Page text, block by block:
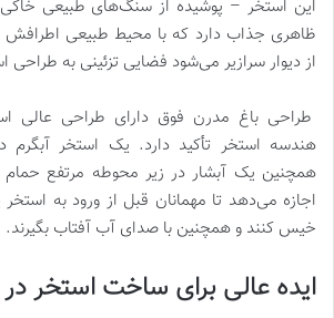
این استخر – پوشیده از سنگ‌های طبیعی
ظاهری جذاب دارد که با محیط طبیعی
از دیوار سرازیر می‌شود فضایی تزئینی به
طراحی باغ مدرن فوق دارای طراحی عالی
هندسه استخر تأکید دارد. یک استخر
همچنین یک آبشار در زیر محوطه مرتفع حمام
اجازه می‌دهد تا مهمانان قبل از ورود به استخر
خیس کنند و همچنین با صدای آب آفتاب بگیرند.
ایده عالی برای ساخت استخر